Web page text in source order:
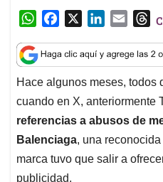
W
a
t
s
A
p
p
c
e
b
o
o
k
n
k
e
d
I
n
a
i
l
T
r
e
a
d
s
Hace algunos meses, todos
cuando en X, anteriormente
referencias a abusos de
Balenciaga, una
marca tuvo que salir a
publicidad.